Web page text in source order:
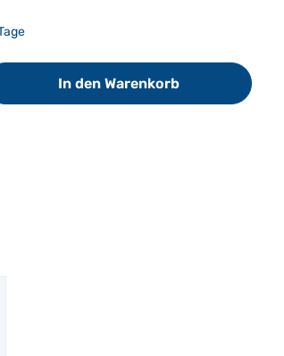
gewünschten Wert ein
In den Warenkorb